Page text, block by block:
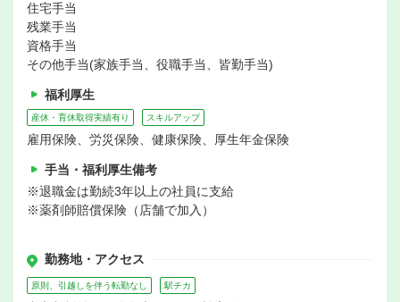
住宅手当
残業手当
資格手当
その他手当(家族手当、役職手当、皆勤手当)
福利厚生
産休・育休取得実績有り スキルアップ
雇用保険、労災保険、健康保険、厚生年金保険
手当・福利厚生備考
※退職金は勤続3年以上の社員に支給
※薬剤師賠償保険（店舗で加入）
勤務地・アクセス
原則、引越しを伴う転勤なし 駅チカ